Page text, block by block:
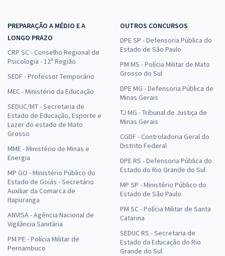
PREPARAÇÃO A MÉDIO E A
LONGO PRAZO
CRP SC - Conselho Regional de
Psicologia - 12ª Região
SEDF - Professor Temporário
MEC - Ministério da Educação
SEDUC/MT - Secretaria de
Estado de Educação, Esporte e
Lazer do estado de Mato
Grosso
MME - Ministério de Minas e
Energia
MP GO - Ministério Público do
Estado de Goiás - Secretário
Auxiliar da Comarca de
Itapuranga
ANVISA - Agência Nacional de
Vigilância Sanitária
PM PE - Polícia Militar de
Pernambuco
OUTROS CONCURSOS
DPE SP - Defensoria Pública do
Estado de São Paulo
PM MS - Polícia Militar de Mato
Grosso do Sul
DPE MG - Defensoria Pública de
Minas Gerais
TJ MG - Tribunal de Justiça de
Minas Gerais
CGDF - Controladoria Geral do
Distrito Federal
DPE RS - Defensoria Pública do
Estado do Rio Grande do Sul
MP SP - Ministério Público do
Estado de São Paulo
PM SC - Polícia Militar de Santa
Catarina
SEDUC RS - Secretaria de
Estado da Educação do Rio
Grande do Sul